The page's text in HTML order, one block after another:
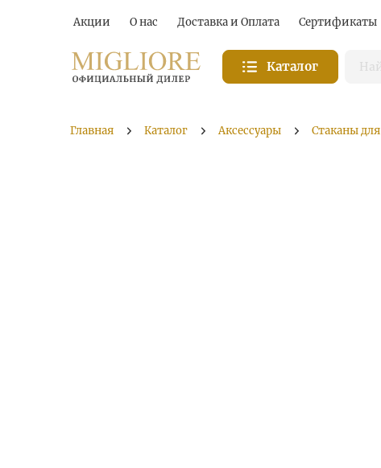
Акции О нас Доставка и Оплата Сертификаты
Каталог
Главная Каталог Аксессуары Стаканы